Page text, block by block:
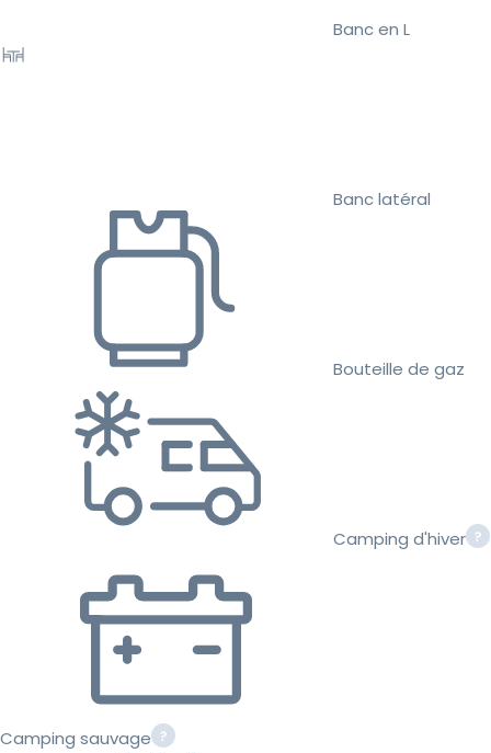
Banc en L
Banc latéral
Bouteille de gaz
Camping d'hiver
Camping sauvage